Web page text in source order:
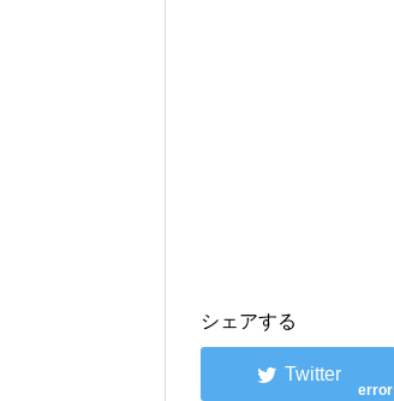
シェアする
error